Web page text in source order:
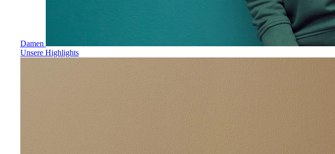
Damen
Unsere Highlights